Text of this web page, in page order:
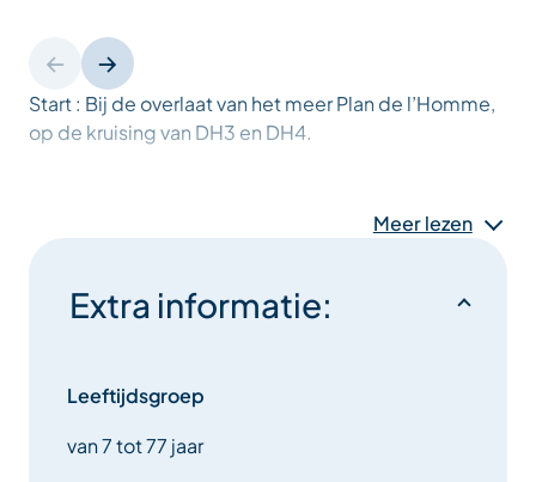
Start : Bij de overlaat van het meer Plan de l’Homme,
op de kruising van DH3 en DH4.
Meer lezen
Extra informatie:
Leeftijdsgroep
van 7 tot 77 jaar